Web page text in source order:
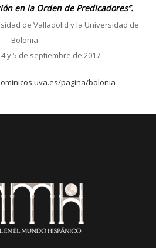
en la Orden de Predicadores”.
de Valladolid y la Universidad de
Bolonia
y 5 de septiembre de 2017.
pagina/bolonia